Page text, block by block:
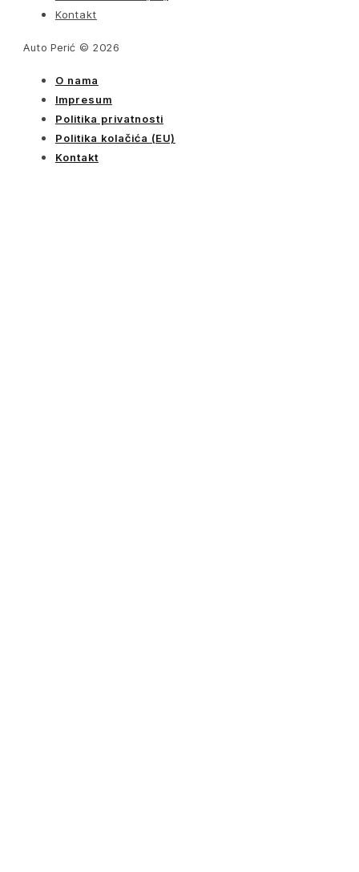
Kontakt
Auto Perić © 2026
O nama
Impresum
Politika privatnosti
Politika kolačića (EU)
Kontakt